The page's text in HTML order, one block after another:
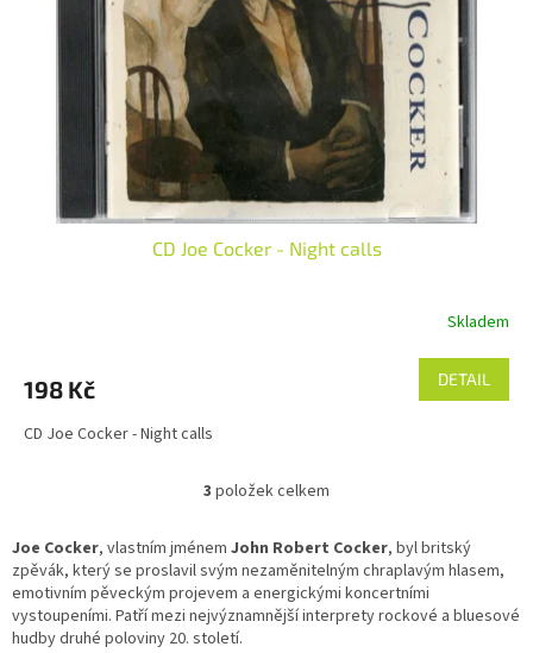
CD Joe Cocker - Night calls
Skladem
198 Kč DETAIL
CD Joe Cocker - Night calls
O
l
á
d
a
3 položek celkem
Joe Cocker, vlastním jménem John Robert Cocker, byl britský
zpěvák, který se proslavil svým nezaměnitelným chraplavým hlasem,
emotivním pěveckým projevem a energickými koncertními
vystoupeními. Patří mezi nejvýznamnější interprety rockové a bluesové
hudby druhé poloviny 20. století.